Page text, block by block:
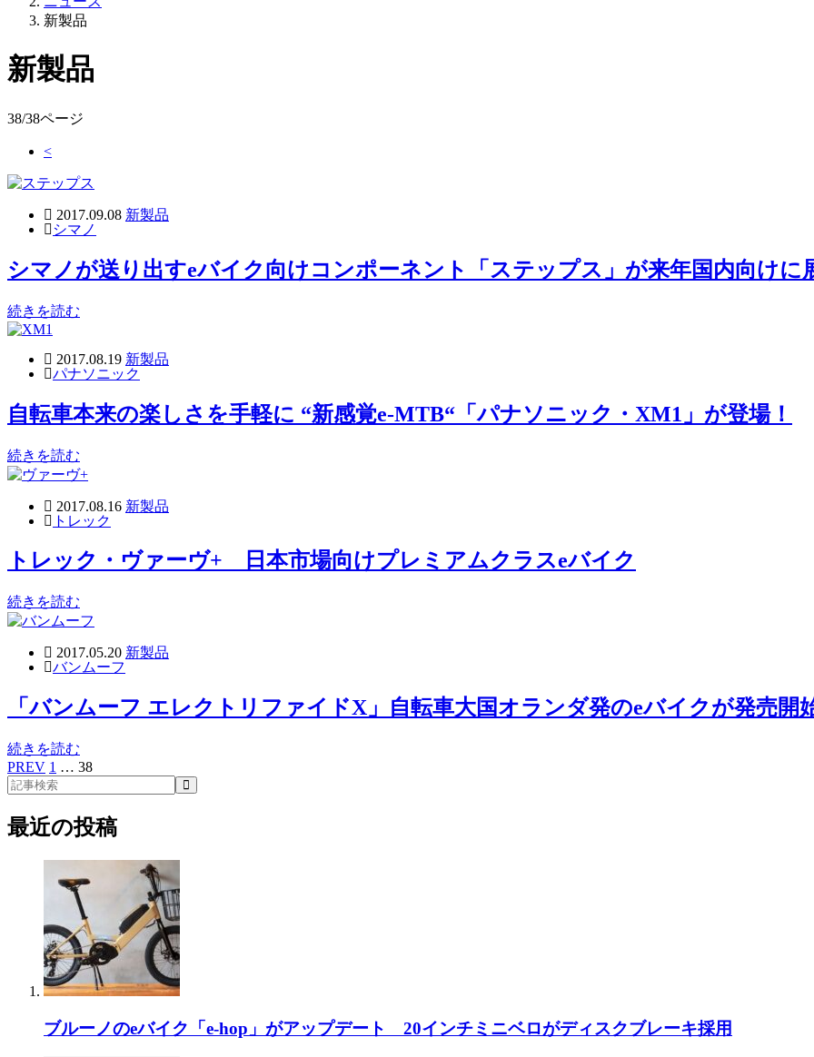
新製品
新製品
38/38ページ
<
2017.09.08 新製品
シマノ
シマノが送り出すeバイク向けコンポーネント「ステップス」が来年国内向けに
続きを読む
2017.08.19 新製品
パナソニック
自転車本来の楽しさを手軽に “新感覚e-MTB“「パナソニック・XM1」が登場！
続きを読む
2017.08.16 新製品
トレック
トレック・ヴァーヴ+ 日本市場向けプレミアムクラスeバイク
続きを読む
2017.05.20 新製品
バンムーフ
「バンムーフ エレクトリファイドX」自転車大国オランダ発のeバイクが発売
続きを読む
PREV 1 … 38
最近の投稿
ブルーノのeバイク「e-hop」がアップデート 20インチミニベロがディスクブレーキ採用